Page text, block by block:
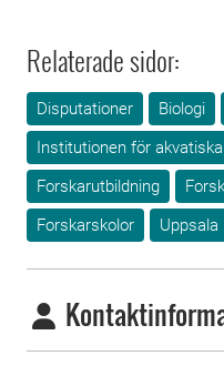
Relaterade sidor:
Disputationer Biologi
Institutionen för
Forskarutbildning
Forskarskolor
Uppsala